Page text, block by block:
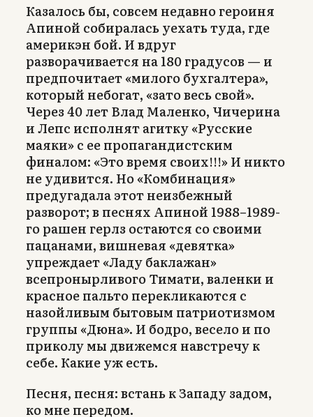
Казалось бы, совсем недавно героиня
Апиной собиралась уехать туда, где
америкэн бой. И вдруг
разворачивается на 180 градусов — и
предпочитает «милого бухгалтера»,
который небогат, «зато весь свой».
Через 40 лет Влад Маленко, Чичерина
и Лепс исполнят агитку «Русские
маяки» с ее пропагандистским
финалом: «Это время своих!!!» И никто
не удивится. Но «Комбинация»
предугадала этот неизбежный
разворот; в песнях Апиной 1988–1989-
го рашен герлз остаются со своими
пацанами, вишневая «девятка»
упреждает «Ладу баклажан»
всепронырливого Тимати, валенки и
красное пальто перекликаются с
назойливым бытовым патриотизмом
группы «Дюна». И бодро, весело и по
приколу мы движемся навстречу к
себе. Какие уж есть.
Песня, песня: встань к Западу задом,
ко мне передом.